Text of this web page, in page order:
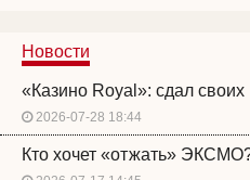
Новости
«Казино Royal»: сдал своих
2026-07-28 18:44
Кто хочет «отжать»